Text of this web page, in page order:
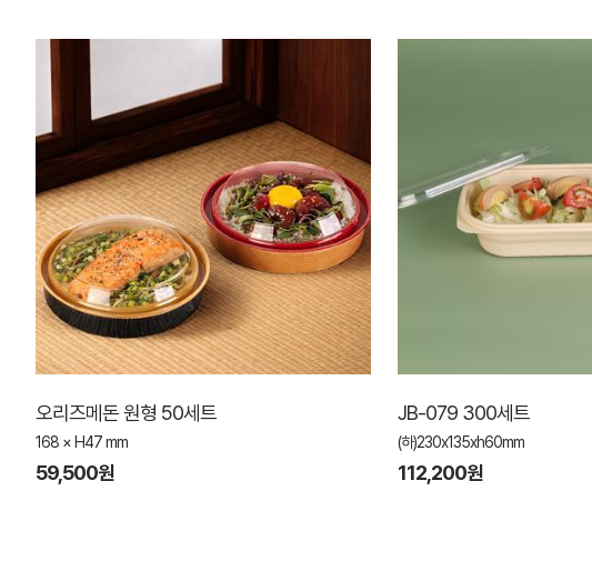
오리즈메돈 원형 50세트
168 × H47 mm
59,500원
JB-079 300세트
(하)230x135xh60mm
112,200원